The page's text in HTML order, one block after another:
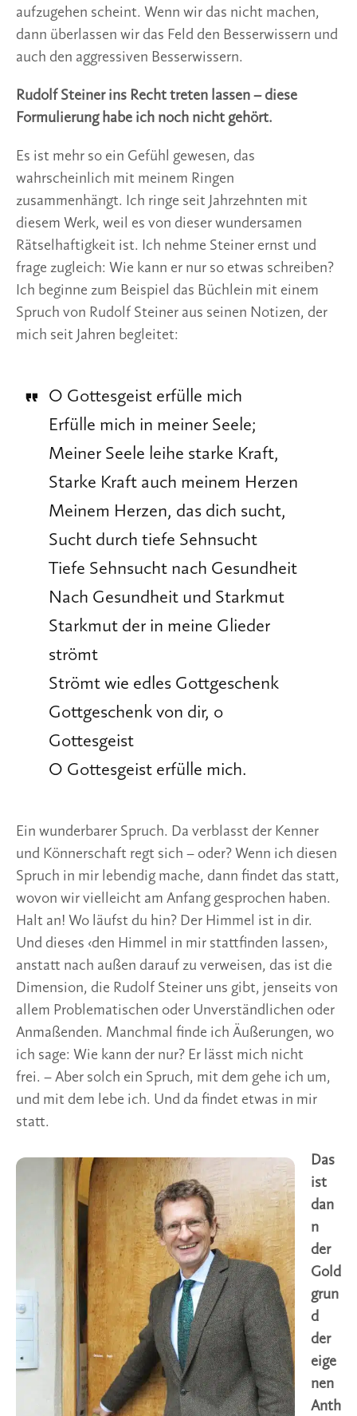
aufzugehen scheint. Wenn wir das nicht machen,
dann überlassen wir das Feld den Besserwissern und
auch den aggressiven Besserwissern.
Rudolf Steiner ins Recht treten lassen – diese
Formulierung habe ich noch nicht gehört.
Es ist mehr so ein Gefühl gewesen, das
wahrscheinlich mit meinem Ringen
zusammenhängt. Ich ringe seit Jahrzehnten mit
diesem Werk, weil es von dieser wundersamen
Rätselhaftigkeit ist. Ich nehme Steiner ernst und
frage zugleich: Wie kann er nur so etwas schreiben?
Ich beginne zum Beispiel das Büchlein mit einem
Spruch von Rudolf Steiner aus seinen Notizen, der
mich seit Jahren begleitet:
O Gottesgeist erfülle mich
Erfülle mich in meiner Seele;
Meiner Seele leihe starke Kraft,
Starke Kraft auch meinem Herzen
Meinem Herzen, das dich sucht,
Sucht durch tiefe Sehnsucht
Tiefe Sehnsucht nach Gesundheit
Nach Gesundheit und Starkmut
Starkmut der in meine Glieder
strömt
Strömt wie edles Gottgeschenk
Gottgeschenk von dir, o
Gottesgeist
O Gottesgeist erfülle mich.
Ein wunderbarer Spruch. Da verblasst der Kenner
und Könnerschaft regt sich – oder? Wenn ich diesen
Spruch in mir lebendig mache, dann findet das statt,
wovon wir vielleicht am Anfang gesprochen haben.
Halt an! Wo läufst du hin? Der Himmel ist in dir.
Und dieses ‹den Himmel in mir stattfinden lassen›,
anstatt nach außen darauf zu verweisen, das ist die
Dimension, die Rudolf Steiner uns gibt, jenseits von
allem Problematischen oder Unverständlichen oder
Anmaßenden. Manchmal finde ich Äußerungen, wo
ich sage: Wie kann der nur? Er lässt mich nicht
frei. – Aber solch ein Spruch, mit dem gehe ich um,
und mit dem lebe ich. Und da findet etwas in mir
statt.
Das
ist
dan
n
der
Gold
grun
d
der
eige
nen
Anth